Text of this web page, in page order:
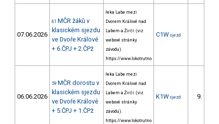
07.06.2026
61 MČR žáků v
klasickém sjezdu
ve Dvoře Králové
+ 6.ČPJ + 2.ČPž
řeka Labe mezi
Dvorem Králové nad
Labem a Žirčí. (viz
webové stránky
závodu).
https://www.lokotrutno
C1W sjezd
06.06.2026
59 MČR dorostu v
klasickém sjezdu
ve Dvoře Králové
+ 5.ČPJ + 1.ČPž
řeka Labe mezi
Dvorem Králové nad
Labem a Žirčí. (viz
webové stránky
závodu).
https://www.lokotrutno
K1W sjezd 9.